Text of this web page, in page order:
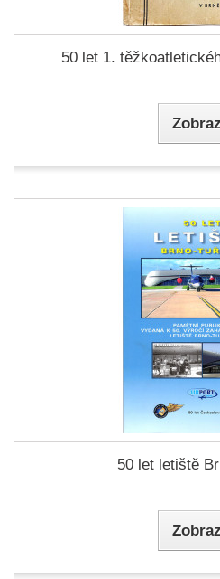
50 let 1.
50 let letiště